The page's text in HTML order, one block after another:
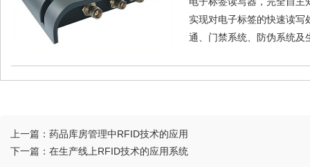
实现对电子标签的快速读
通、门禁系统、防伪系统及
上一篇： 药品库房管理中RFID技术的应用
下一篇： 在生产线上RFID技术的应用系统